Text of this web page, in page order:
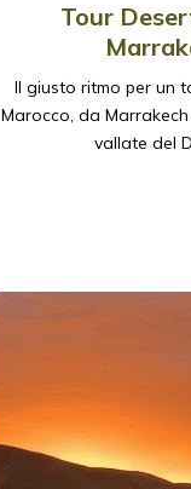
Tour
Il giusto ritmo per un
Marocco, da
vallate del